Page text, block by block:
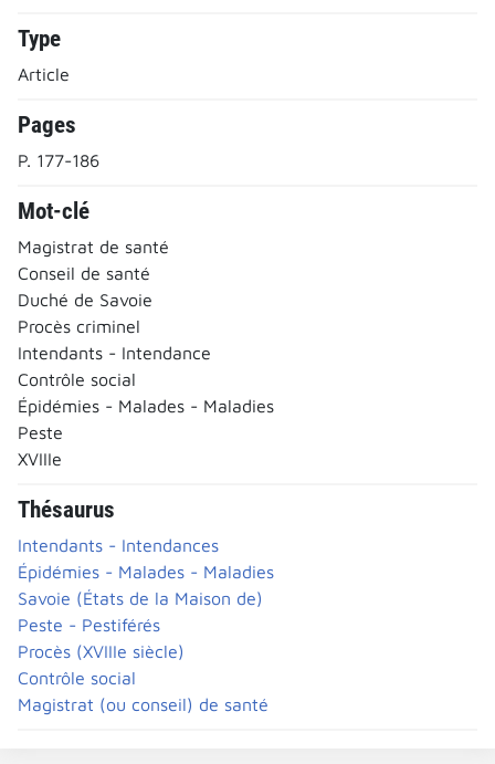
Type
Article
Pages
P. 177-186
Mot-clé
Magistrat de santé
Conseil de santé
Duché de Savoie
Procès criminel
Intendants - Intendance
Contrôle social
Épidémies - Malades - Maladies
Peste
XVIIIe
Thésaurus
Intendants - Intendances
Épidémies - Malades - Maladies
Savoie (États de la Maison de)
Peste - Pestiférés
Procès (XVIIIe siècle)
Contrôle social
Magistrat (ou conseil) de santé